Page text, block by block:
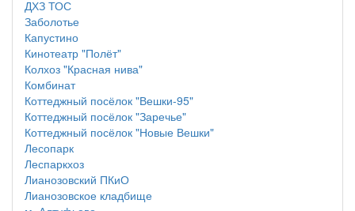
ДХЗ ТОС
Заболотье
Капустино
Кинотеатр "Полёт"
Колхоз "Красная нива"
Комбинат
Коттеджный посёлок "Вешки-95"
Коттеджный посёлок "Заречье"
Коттеджный посёлок "Новые Вешки"
Лесопарк
Леспаркхоз
Лианозовский ПКиО
Лианозовское кладбище